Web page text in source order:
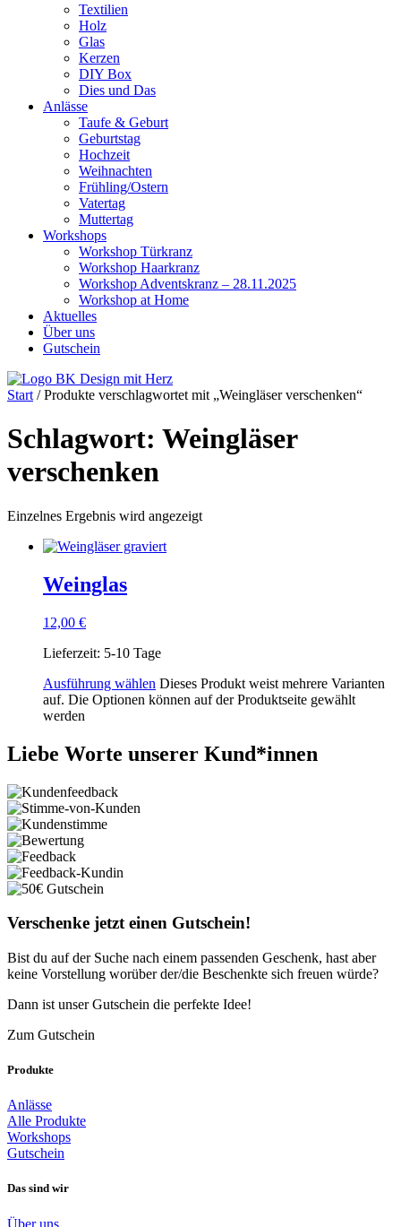
Textilien
Holz
Glas
Kerzen
DIY Box
Dies und Das
Anlässe
Taufe & Geburt
Geburtstag
Hochzeit
Weihnachten
Frühling/Ostern
Vatertag
Muttertag
Workshops
Workshop Türkranz
Workshop Haarkranz
Workshop Adventskranz – 28.11.2025
Workshop at Home
Aktuelles
Über uns
Gutschein
Start / Produkte verschlagwortet mit „Weingläser verschenken“
Schlagwort: Weingläser
verschenken
Einzelnes Ergebnis wird angezeigt
Weinglas
12,00 €
Lieferzeit: 5-10 Tage
Ausführung wählen Dieses Produkt weist mehrere Varianten
auf. Die Optionen können auf der Produktseite gewählt
werden
Liebe Worte unserer Kund*innen
Verschenke jetzt einen Gutschein!
Bist du auf der Suche nach einem passenden Geschenk, hast aber
keine Vorstellung worüber der/die Beschenkte sich freuen würde?
Dann ist unser Gutschein die perfekte Idee!
Zum Gutschein
Produkte
Anlässe
Alle Produkte
Workshops
Gutschein
Das sind wir
Über uns